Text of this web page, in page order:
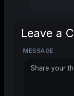
Leave a
MESSAGE